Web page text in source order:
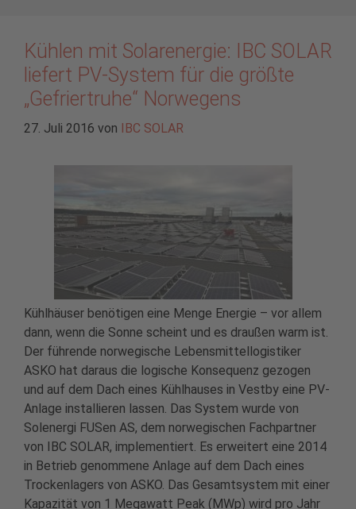
Kühlen mit Solarenergie: IBC SOLAR
liefert PV-System für die größte
„Gefriertruhe“ Norwegens
27. Juli 2016 von IBC SOLAR
Kühlhäuser benötigen eine Menge Energie – vor allem
dann, wenn die Sonne scheint und es draußen warm ist.
Der führende norwegische Lebensmittellogistiker
ASKO hat daraus die logische Konsequenz gezogen
und auf dem Dach eines Kühlhauses in Vestby eine PV-
Anlage installieren lassen. Das System wurde von
Solenergi FUSen AS, dem norwegischen Fachpartner
von IBC SOLAR, implementiert. Es erweitert eine 2014
in Betrieb genommene Anlage auf dem Dach eines
Trockenlagers von ASKO. Das Gesamtsystem mit einer
Kapazität von 1 Megawatt Peak (MWp) wird pro Jahr